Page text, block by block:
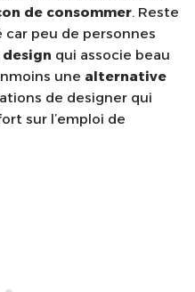
de consommer. Reste
car peu de personnes
qui associe beau
une alternative
de designer qui
sur l’emploi de